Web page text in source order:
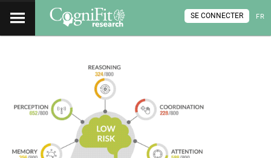
FR
SE CONNECTER